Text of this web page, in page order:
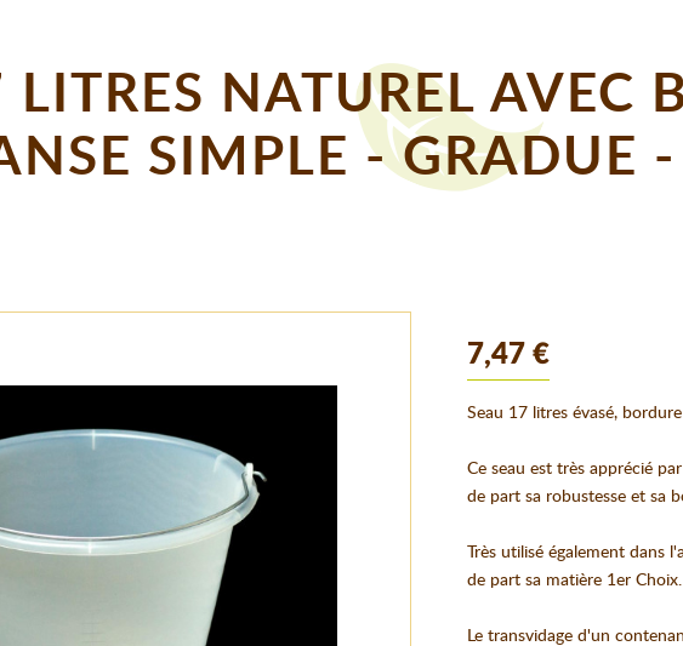
LITRES NATUREL AVEC
SIMPLE - GRADUE
7,47 €
Seau 17 litres évasé,
Ce seau est très apprécié
de part sa robustesse et sa
Très utilisé également dans
de part sa matière 1er Choix.
Le transvidage d'un